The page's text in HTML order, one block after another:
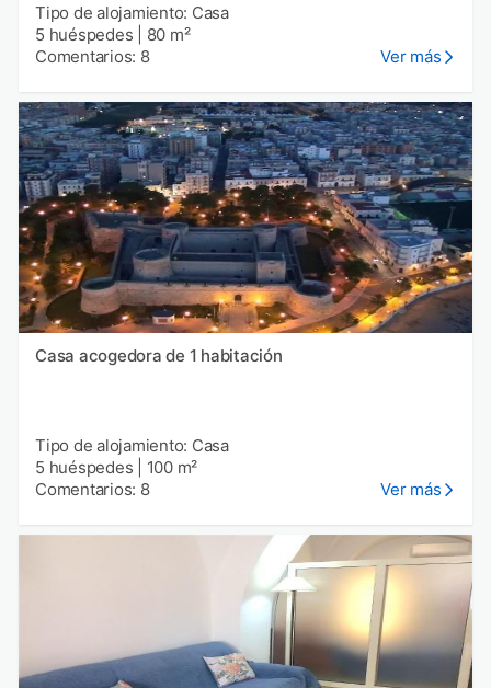
Tipo de alojamiento: Casa
5 huéspedes
80 m²
Comentarios: 8
Ver más
Casa acogedora de 1 habitación
Tipo de alojamiento: Casa
5 huéspedes
100 m²
Comentarios: 8
Ver más